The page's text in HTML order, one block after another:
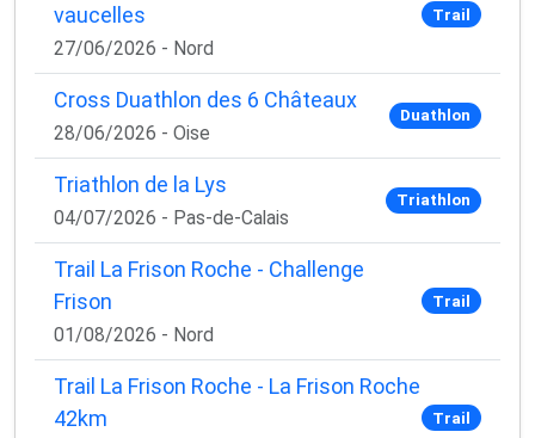
vaucelles
27/06/2026 - Nord
Trail
Cross Duathlon des 6 Châteaux
28/06/2026 - Oise
Duathlon
Triathlon de la Lys
04/07/2026 - Pas-de-Calais
Triathlon
Trail La Frison Roche - Challenge
Frison
01/08/2026 - Nord
Trail
Trail La Frison Roche - La Frison Roche
42km
Trail